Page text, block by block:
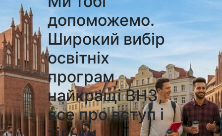
допоможемо.
Широкий вибір
освітніх
програм,
найкращі ВНЗ,
все про вступ і